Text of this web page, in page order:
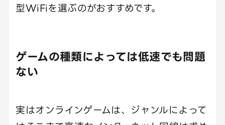
型WiFiを選ぶのがおすすめです。
ゲームの種類によっては低速でも問題
ない
実はオンラインゲームは、ジャンルによって